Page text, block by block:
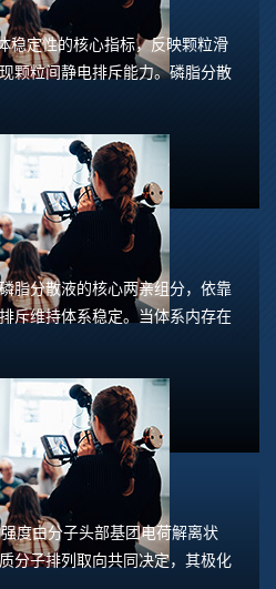
稳定性的核心指标，反映颗粒滑
颗粒间静电排斥能力。磷脂分散
脂分散液的核心两亲组分，依靠
斥维持体系稳定。当体系内存在
度由分子头部基团电荷解离状
分子排列取向共同决定，其极化